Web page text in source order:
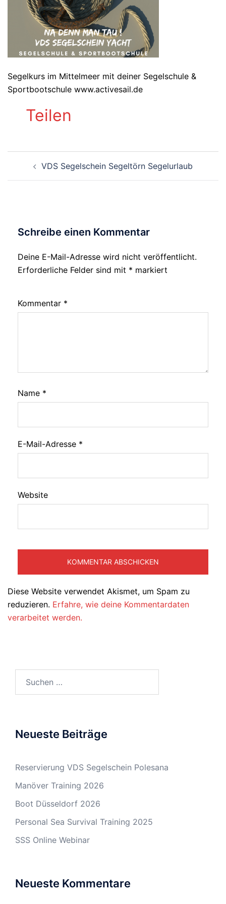
Segelkurs im Mittelmeer mit deiner Segelschule &
Sportbootschule www.activesail.de
Teilen
Beitragsnavigation
VDS Segelschein Segeltörn Segelurlaub
Schreibe einen Kommentar
Deine E-Mail-Adresse wird nicht veröffentlicht.
Erforderliche Felder sind mit * markiert
Kommentar *
Name *
E-Mail-Adresse *
Website
Alternative:
Diese Website verwendet Akismet, um Spam zu
reduzieren. Erfahre, wie deine Kommentardaten
verarbeitet werden.
Neueste Beiträge
Reservierung VDS Segelschein Polesana
Manöver Training 2026
Boot Düsseldorf 2026
Personal Sea Survival Training 2025
SSS Online Webinar
Neueste Kommentare